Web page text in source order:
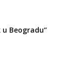
Beogradu“